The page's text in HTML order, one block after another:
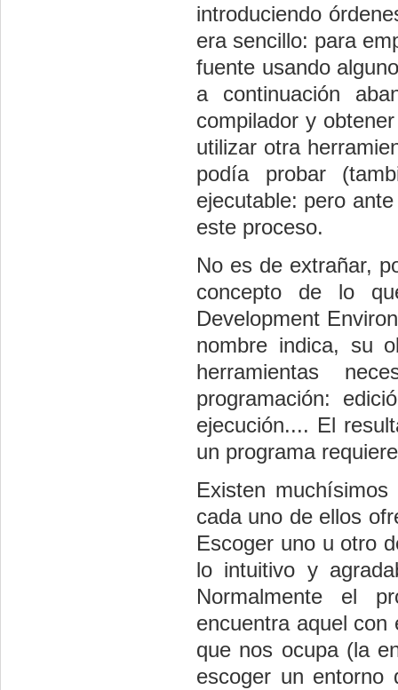
introduciendo
era sencillo: para
fuente usando
a continuación
compilador y
utilizar otra
podía probar
ejecutable: pero
este proceso.
No es de extrañar,
concepto de lo
Development
nombre indica, su
herramientas
programación:
ejecución.... El
un programa
Existen
cada uno de ellos
Escoger uno u otro
lo intuitivo y
Normalmente el
encuentra aquel
que nos ocupa (la
escoger un entorno